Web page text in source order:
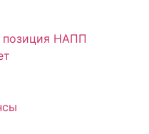
позиция НАПП